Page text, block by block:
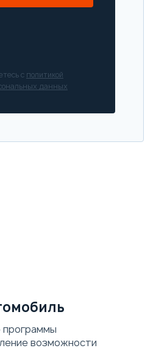
с политикой
данных
возможности